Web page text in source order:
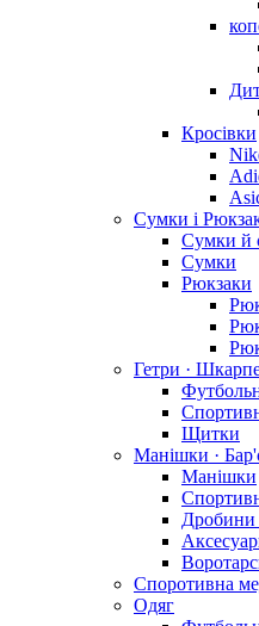
Кросівки
Сумки і
Сумки й
Сумки
Рюкзаки
Гетри ·
Щитки
Манішки ·
Манішки
Дробини
Споротивна
Одяг